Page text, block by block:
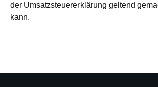
der Umsatzsteuererklärung geltend
kann.